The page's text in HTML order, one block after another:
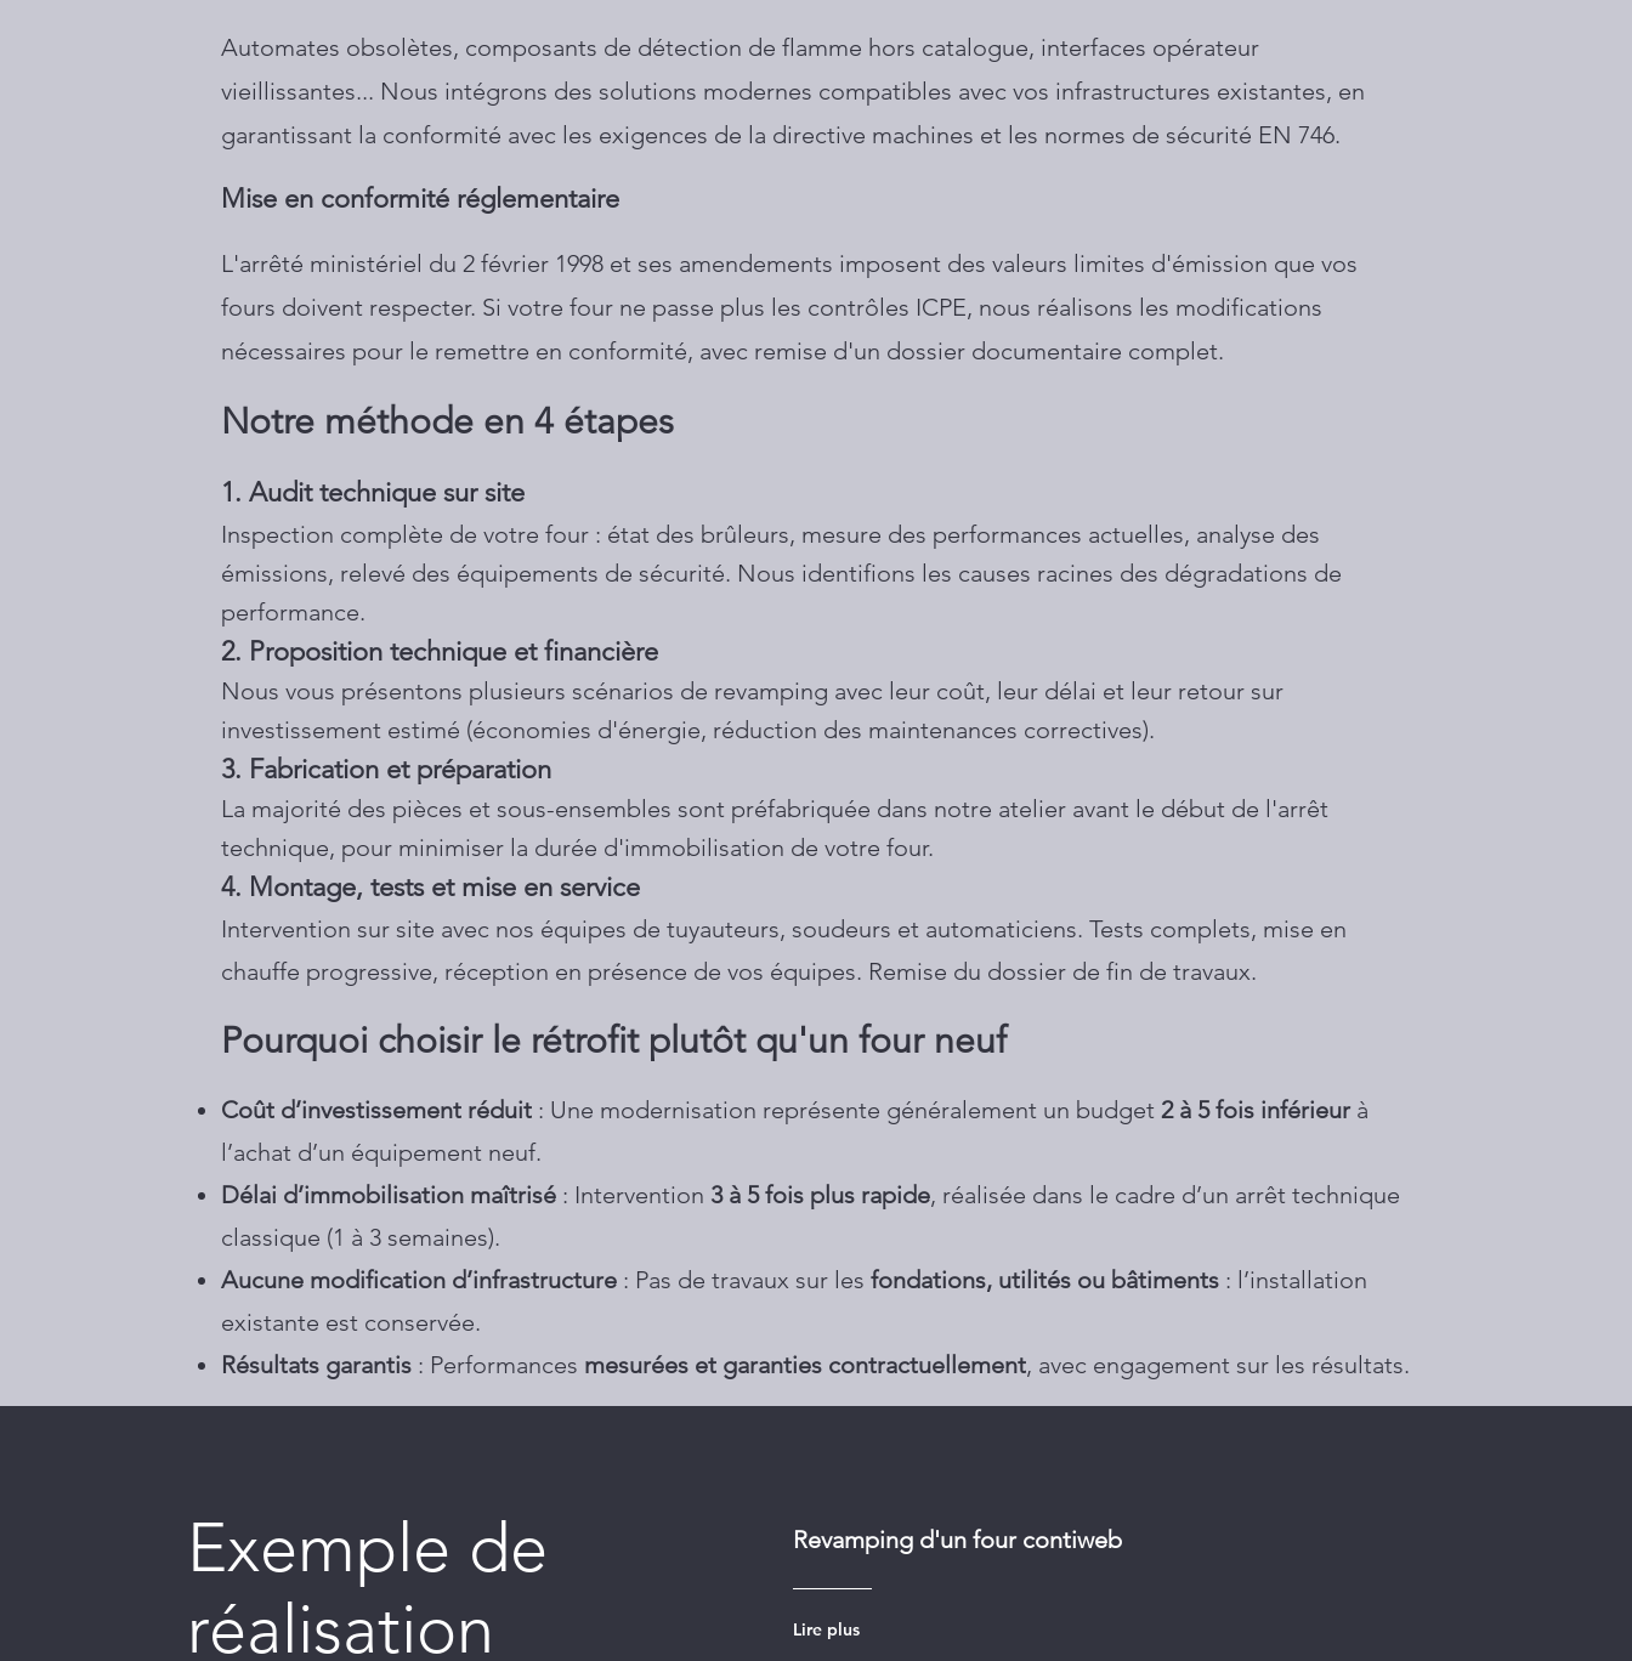
Automates obsolètes, composants de détection de flamme hors catalogue, interfaces opérateur
vieillissantes... Nous intégrons des solutions modernes compatibles avec vos infrastructures existantes, en
garantissant la conformité avec les exigences de la directive machines et les normes de sécurité EN 746.
Mise en conformité réglementaire
L'arrêté ministériel du 2 février 1998 et ses amendements imposent des valeurs limites d'émission que vos
fours doivent respecter. Si votre four ne passe plus les contrôles ICPE, nous réalisons les modifications
nécessaires pour le remettre en conformité, avec remise d'un dossier documentaire complet.
Notre méthode en 4 étapes
1. Audit technique sur site
Inspection complète de votre four : état des brûleurs, mesure des performances actuelles, analyse des
émissions, relevé des équipements de sécurité. Nous identifions les causes racines des dégradations de
performance.
2. Proposition technique et financière
Nous vous présentons plusieurs scénarios de revamping avec leur coût, leur délai et leur retour sur
investissement estimé (économies d'énergie, réduction des maintenances correctives).
3. Fabrication et préparation
La majorité des pièces et sous-ensembles sont préfabriquée dans notre atelier avant le début de l'arrêt
technique, pour minimiser la durée d'immobilisation de votre four.
4. Montage, tests et mise en service
Intervention sur site avec nos équipes de tuyauteurs, soudeurs et automaticiens. Tests complets, mise en
chauffe progressive, réception en présence de vos équipes. Remise du dossier de fin de travaux.
Pourquoi choisir le rétrofit plutôt qu'un four neuf
Coût d’investissement réduit : Une modernisation représente généralement un budget 2 à 5 fois inférieur à
l’achat d’un équipement neuf.
Délai d’immobilisation maîtrisé : Intervention 3 à 5 fois plus rapide, réalisée dans le cadre d’un arrêt technique
classique (1 à 3 semaines).
Aucune modification d’infrastructure : Pas de travaux sur les fondations, utilités ou bâtiments : l’installation
existante est conservée.
Résultats garantis : Performances mesurées et garanties contractuellement, avec engagement sur les résultats.
Exemple de
réalisation
Revamping d'un four contiweb
Lire plus